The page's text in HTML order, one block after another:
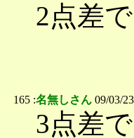
2点差
165 :名無しさん 09/03/
3点差